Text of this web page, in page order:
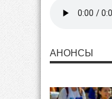
АНОНСЫ